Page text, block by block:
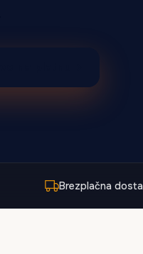
Brezplačna